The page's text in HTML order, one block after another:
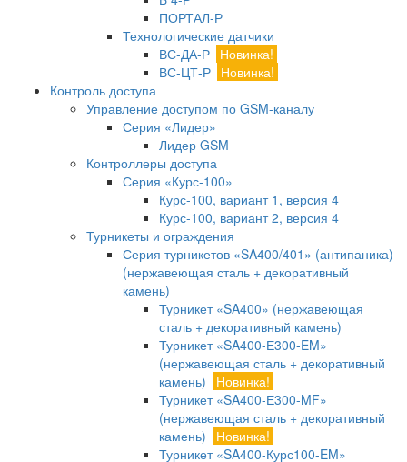
ПОРТАЛ-Р
Технологические датчики
ВС-ДА-Р Новинка!
ВС-ЦТ-Р Новинка!
Контроль доступа
Управление доступом по GSM-каналу
Серия «Лидер»
Лидер GSM
Контроллеры доступа
Серия «Курс-100»
Курс-100, вариант 1, версия 4
Курс-100, вариант 2, версия 4
Турникеты и ограждения
Серия турникетов «SA400/401» (антипаника)
(нержавеющая сталь + декоративный
камень)
Турникет «SA400» (нержавеющая
сталь + декоративный камень)
Турникет «SA400-Е300-EM»
(нержавеющая сталь + декоративный
камень)
Новинка!
Турникет «SA400-Е300-MF»
(нержавеющая сталь + декоративный
камень)
Новинка!
Турникет «SA400-Курс100-EM»